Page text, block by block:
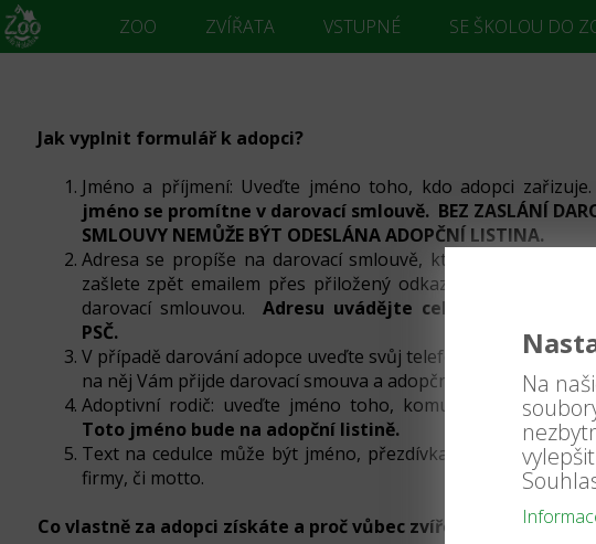
ZOO ZVÍŘATA VSTUPNÉ SE ŠKOLOU DO
Jak vyplnit formulář k adopci?
Jméno a příjmení: Uveďte jméno toho, kdo adopci zařizuje.
jméno se promítne v darovací smlouvě. BEZ ZASLÁNÍ
SMLOUVY NEMŮŽE BÝT ODESLÁNA ADOPČNÍ LISTINA.
Adresa se propíše na darovací smlouvě, kterou nám
zašlete zpět emailem přes přiložený odkaz v emailu s
darovací smlouvou. Adresu uvádějte celou vč. ulice,
PSČ.
V případě darování adopce uveďte svůj telefon a email,
na něj Vám přijde darovací smouva a adopční listina.
Adoptivní rodič: uveďte jméno toho, komu bude adopce
Toto jméno bude na adopční listině.
Text na cedulce může být jméno, přezdívka, v případě firem
firmy, či motto.
Co vlastně za adopci získáte a proč vůbec zvíře adoptovat?
Na